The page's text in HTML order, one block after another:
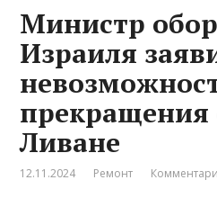
Министр
Израиля
прекращения
Ливане
12.11.2024 Ремонт